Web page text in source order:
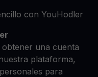
con YouHodler
una cuenta
plataforma,
para